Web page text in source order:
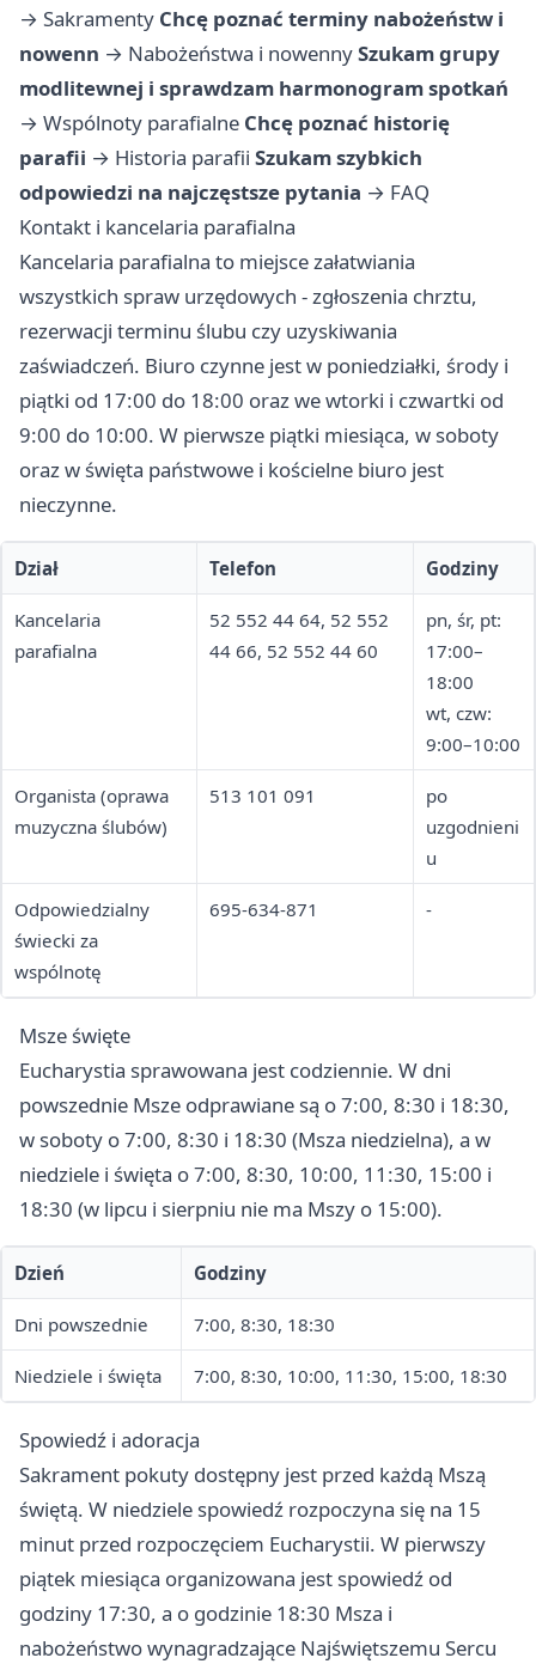
→ Sakramenty Chcę poznać terminy nabożeństw i
nowenn → Nabożeństwa i nowennySzukam grupy
modlitewnej i sprawdzam harmonogram spotkań
→ Wspólnoty parafialne Chcę poznać historię
parafii → Historia parafii Szukam szybkich
odpowiedzi na najczęstsze pytania → FAQ
Kontakt i kancelaria parafialna
Kancelaria parafialna to miejsce załatwiania
wszystkich spraw urzędowych - zgłoszenia chrztu,
rezerwacji terminu ślubu czy uzyskiwania
zaświadczeń. Biuro czynne jest w poniedziałki, środy i
piątki od 17:00 do 18:00 oraz we wtorki i czwartki od
9:00 do 10:00. W pierwsze piątki miesiąca, w soboty
oraz w święta państwowe i kościelne biuro jest
nieczynne.
Dział Telefon Godziny
Kancelaria
parafialna
52 552 44 64, 52 552
44 66, 52 552 44 60
pn, śr, pt:
17:00–
18:00
wt, czw:
9:00–10:00
Organista (oprawa
muzyczna ślubów)
513 101 091
po
uzgodnieni
u
Odpowiedzialny
świecki za
wspólnotę
695-634-871 -
Msze święte
Eucharystia sprawowana jest codziennie. W dni
powszednie Msze odprawiane są o 7:00, 8:30 i 18:30,
w soboty o 7:00, 8:30 i 18:30 (Msza niedzielna), a w
niedziele i święta o 7:00, 8:30, 10:00, 11:30, 15:00 i
18:30 (w lipcu i sierpniu nie ma Mszy o 15:00).
Dzień Godziny
Dni powszednie 7:00, 8:30, 18:30
Niedziele i święta 7:00, 8:30, 10:00, 11:30, 15:00, 18:30
Spowiedź i adoracja
Sakrament pokuty dostępny jest przed każdą Mszą
świętą. W niedziele spowiedź rozpoczyna się na 15
minut przed rozpoczęciem Eucharystii. W pierwszy
piątek miesiąca organizowana jest spowiedź od
godziny 17:30, a o godzinie 18:30 Msza i
nabożeństwo wynagradzające Najświętszemu Sercu